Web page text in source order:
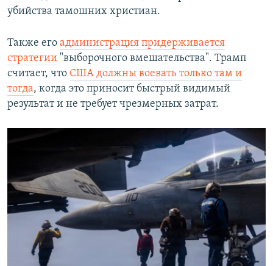
убийства тамошних христиан.
Также его администрация придерживается
стратегии "выборочного вмешательства". Трамп
считает, что США должны воевать только там и
тогда, когда это приносит быстрый видимый
результат и не требует чрезмерных затрат.